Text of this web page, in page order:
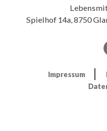
Spielhof 14a, 8750
Impressum